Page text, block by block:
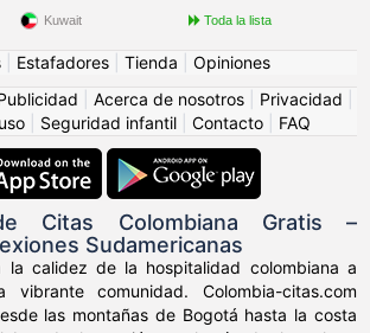
Kuwait Toda la lista
Estafadores Tienda
Opiniones
Acerca de nosotros Privacidad
Seguridad infantil Contacto FAQ
Citas Colombiana Gratis –
Sudamericanas
la calidez de la hospitalidad colombiana a
comunidad. Colombia-citas.com
las montañas de Bogotá hasta la costa